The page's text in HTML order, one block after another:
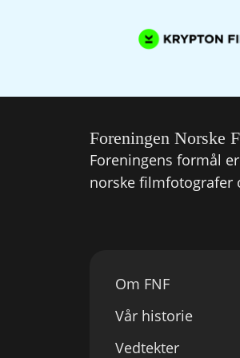
Foreningen Norske
Foreningens formål
norske filmfotografer
Om FNF
Vår historie
Vedtekter